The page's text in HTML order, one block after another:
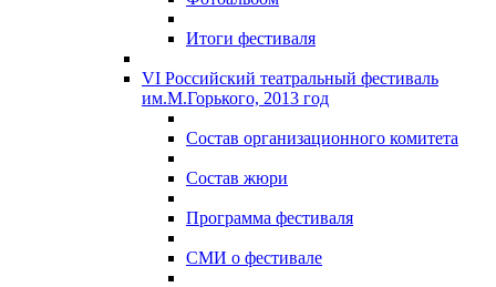
Итоги фестиваля
VI Российский театральный фестиваль
им.М.Горького, 2013 год
Состав организационного комитета
Состав жюри
Программа фестиваля
СМИ о фестивале